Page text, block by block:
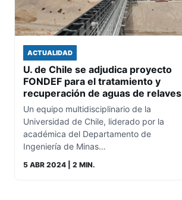
ACTUALIDAD
U. de Chile se adjudica proyecto
FONDEF para el tratamiento y
recuperación de aguas de relaves
Un equipo multidisciplinario de la
Universidad de Chile, liderado por la
académica del Departamento de
Ingeniería de Minas…
5 ABR 2024 | 2 MIN.